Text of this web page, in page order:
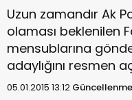
Uzun zamandır Ak
olaması beklenilen
mensublarına
adaylığını resmen
05.01.2015 13:12